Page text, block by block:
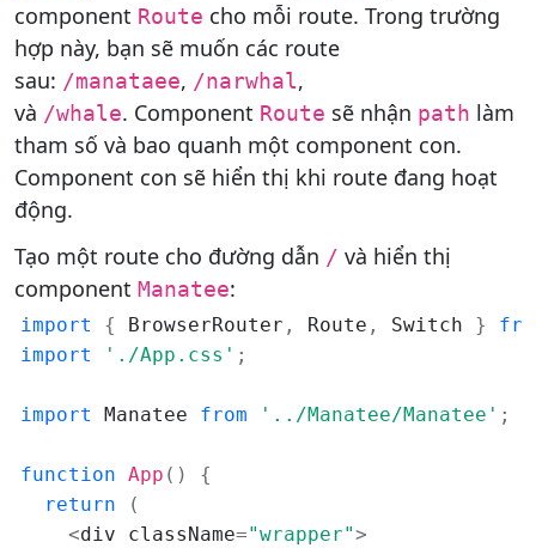
component Route cho mỗi route. Trong trường
hợp này, bạn sẽ muốn các route
sau: /manataee, /narwhal,
và /whale. Component Route sẽ nhận path làm
tham số và bao quanh một component con.
Component con sẽ hiển thị khi route đang hoạt
động.
Tạo một route cho đường dẫn / và hiển thị
component Manatee:
import { BrowserRouter , Route , Switch }
import
'./App.css' ;
import Manatee from '../Manatee/Manatee' ;
function App ( )
{
return
(
<div className="wrapper">